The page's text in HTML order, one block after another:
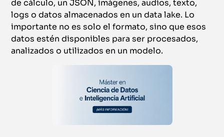
de cálculo, un JSON, imágenes, audios, texto,
logs o datos almacenados en un data lake. Lo
importante no es solo el formato, sino que esos
datos estén disponibles para ser procesados,
analizados o utilizados en un modelo.